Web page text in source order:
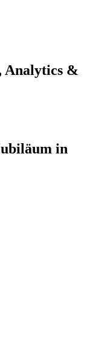
Analytics &
in